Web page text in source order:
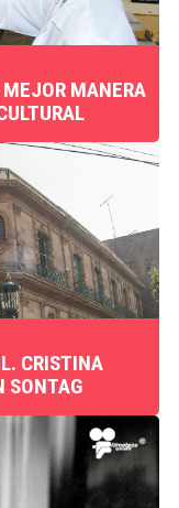
MANERA
CRISTINA
SONTAG